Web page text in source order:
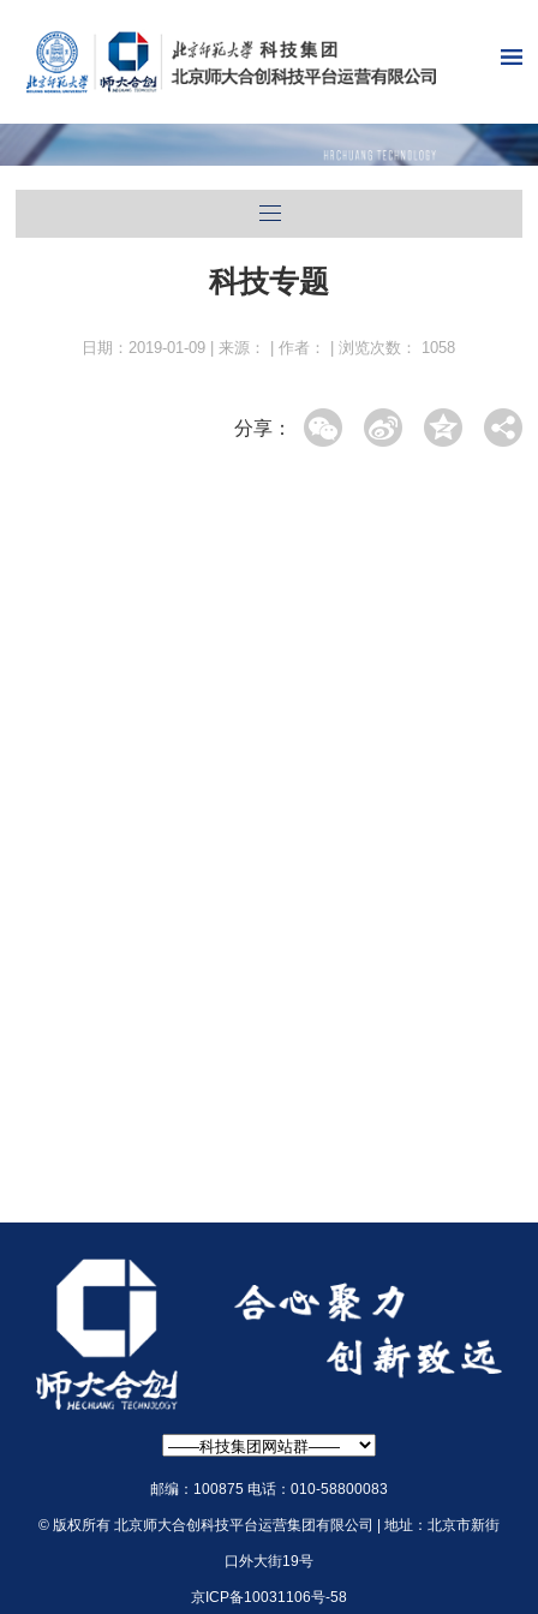
科技专题
日期：2019-01-09 | 来源： | 作者： | 浏览次数： 1058
分享：
邮编：100875 电话：010-58800083
© 版权所有 北京师大合创科技平台运营集团有限公司 | 地址：北京市新街
口外大街19号
京ICP备10031106号-58